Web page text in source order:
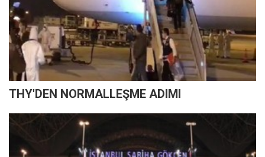
THY'DEN NORMALLEŞME ADIMI